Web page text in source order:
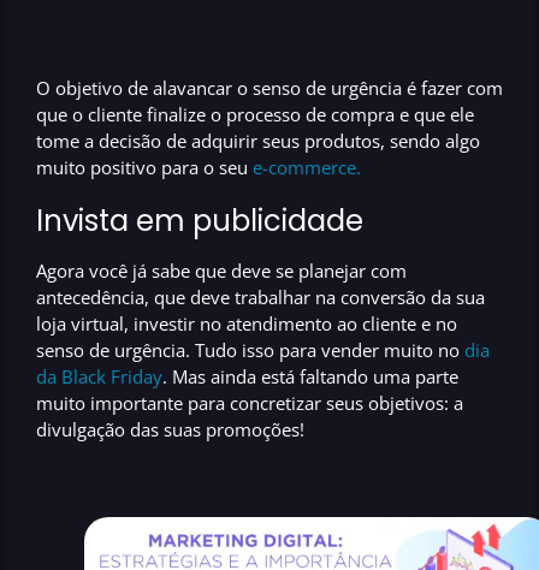
O objetivo de alavancar o senso de urgência é fazer com
que o cliente finalize o processo de compra e que ele
tome a decisão de adquirir seus produtos, sendo algo
muito positivo para o seu e-commerce.
Invista em publicidade
Agora você já sabe que deve se planejar com
antecedência, que deve trabalhar na conversão da sua
loja virtual, investir no atendimento ao cliente e no
senso de urgência. Tudo isso para vender muito no dia
da Black Friday. Mas ainda está faltando uma parte
muito importante para concretizar seus objetivos: a
divulgação das suas promoções!